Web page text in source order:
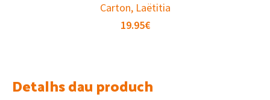
Carton, Laëtitia
19.95€
Detalhs dau produch